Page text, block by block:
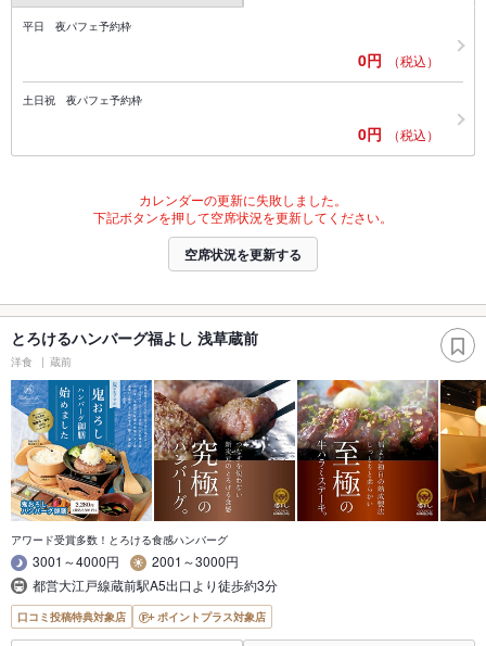
平日 夜パフェ予約枠
0円 （税込）
土日祝 夜パフェ予約枠
0円 （税込）
カレンダーの更新に失敗しました。
下記ボタンを押して空席状況を更新してください。
空席状況を更新する
とろけるハンバーグ福よし 浅草蔵前
洋食 蔵前
アワード受賞多数！とろける食感ハンバーグ
3001～4000円
2001～3000円
都営大江戸線蔵前駅A5出口より徒歩約3分
口コミ投稿特典対象店 ポイントプラス対象店